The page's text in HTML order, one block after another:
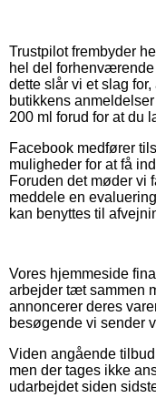
Trustpilot frembyder
hel del
dette slår vi et slag
butikkens
200 ml forud for at du
Facebook medfører
muligheder for at få
Foruden det møder vi
meddele en
kan benyttes til
Vores hjemmeside
arbejder tæt sammen
annoncerer deres
besøgende vi sender
Viden angående
men der tages ikke
udarbejdet siden